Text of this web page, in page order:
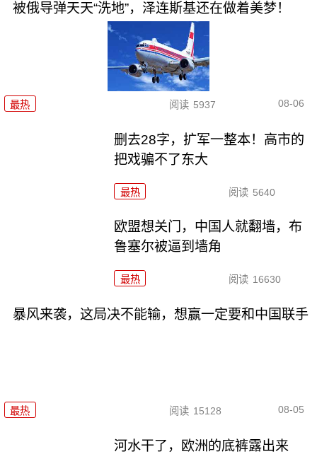
被俄导弹天天“洗地”，泽连斯基还在做着美梦！
最热 阅读 5937 08-06
删去28字，扩军一整本！高市的
把戏骗不了东大
最热 阅读 5640
欧盟想关门，中国人就翻墙，布
鲁塞尔被逼到墙角
最热 阅读 16630
暴风来袭，这局决不能输，想赢一定要和中国联手
最热 阅读 15128 08-05
河水干了，欧洲的底裤露出来